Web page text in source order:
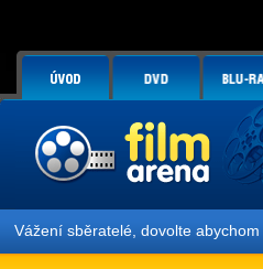
Vážení sběratelé, dovolte